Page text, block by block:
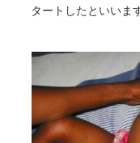
タートしたといいま